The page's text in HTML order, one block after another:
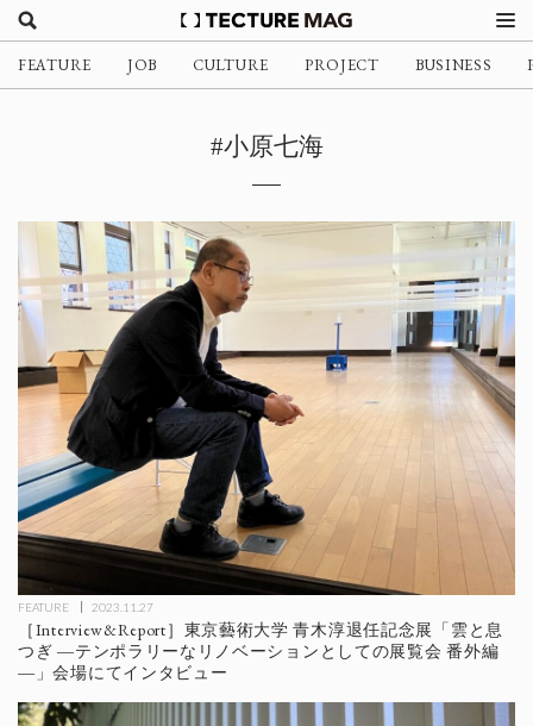
FEATURE JOB CULTURE PROJECT BUSINESS
#小原七海
FEATURE 2023.11.27
［Interview&Report］東京藝術大学 青木淳退任記念展「雲と息
つぎ ―テンポラリーなリノベーションとしての展覧会 番外編
―」会場にてインタビュー